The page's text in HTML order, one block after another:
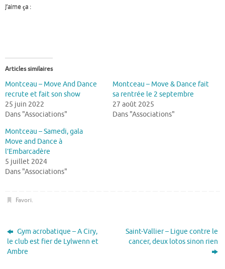
J’aime ça :
Articles similaires
Montceau – Move And Dance
recrute et fait son show
25 juin 2022
Dans "Associations"
Montceau – Move & Dance fait
sa rentrée le 2 septembre
27 août 2025
Dans "Associations"
Montceau – Samedi, gala
Move and Dance à
l’Embarcadère
5 juillet 2024
Dans "Associations"
Favori.
Gym acrobatique – A Ciry,
le club est fier de Lylwenn et
Ambre
Saint-Vallier – Ligue contre le
cancer, deux lotos sinon rien